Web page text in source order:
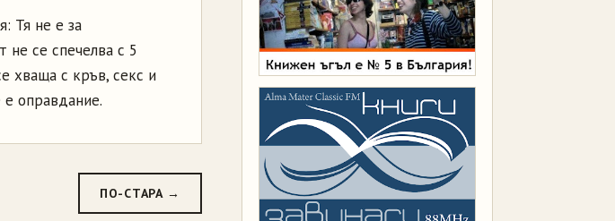
Тя не е за
не се спечелва с 5
хваща с кръв, секс и
е оправдание.
ПО-СТАРА →